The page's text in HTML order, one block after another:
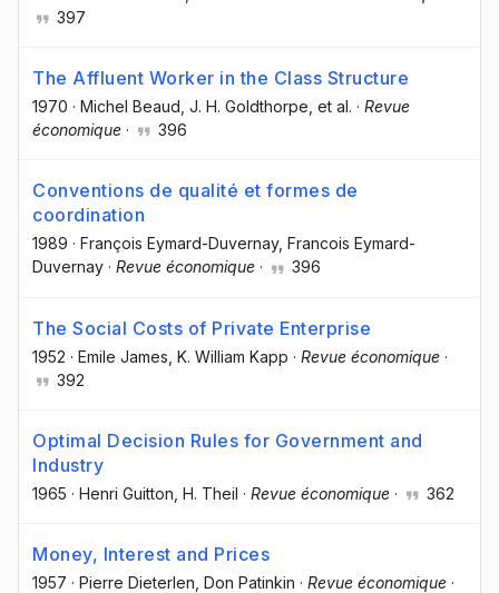
397
The Affluent Worker in the Class Structure
1970 · Michel Beaud , J. H. Goldthorpe , et al. · Revue
économique · 396
Conventions de qualité et formes de
coordination
1989 · François Eymard-Duvernay, Francois Eymard-
Duvernay · Revue économique · 396
The Social Costs of Private Enterprise
1952 · Emile James , K. William Kapp · Revue économique ·
392
Optimal Decision Rules for Government and
Industry
1965 · Henri Guitton , H. Theil · Revue économique · 362
Money, Interest and Prices
1957 · Pierre Dieterlen , Don Patinkin · Revue économique ·